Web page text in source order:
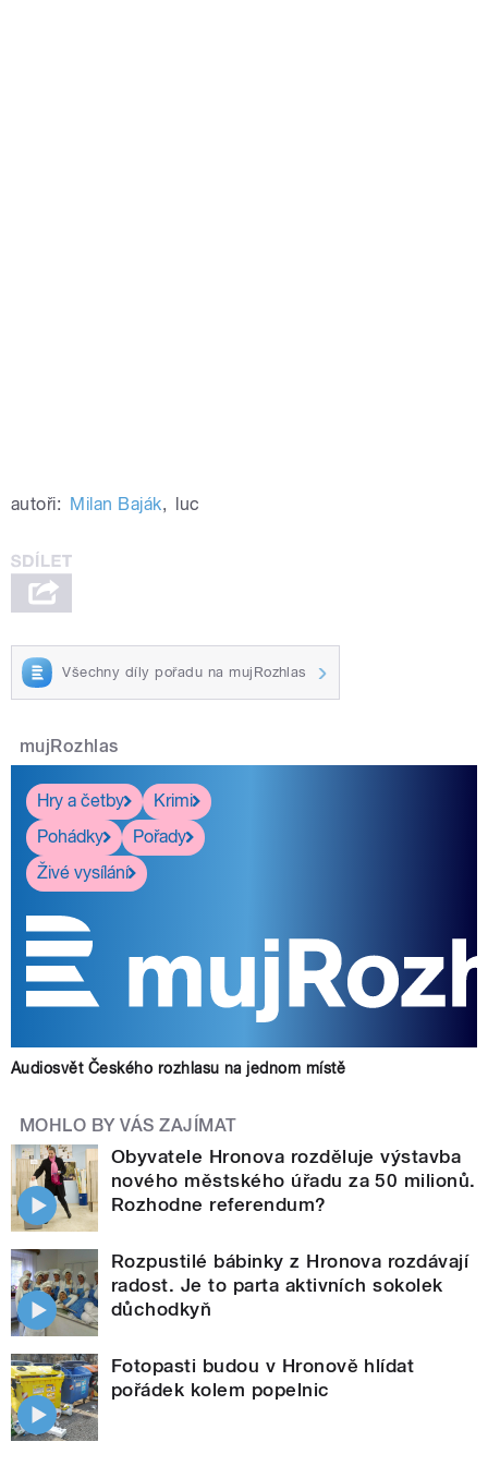
autoři: Milan Baják, luc
Všechny díly pořadu na mujRozhlas
mujRozhlas
Hry a četby
Krimi
Pohádky
Pořady
Živé vysílání
Audiosvět Českého rozhlasu na jednom místě
MOHLO BY VÁS ZAJÍMAT
Obyvatele Hronova rozděluje výstavba
nového městského úřadu za 50 milionů.
Rozhodne referendum?
Rozpustilé bábinky z Hronova rozdávají
radost. Je to parta aktivních sokolek
důchodkyň
Fotopasti budou v Hronově hlídat
pořádek kolem popelnic